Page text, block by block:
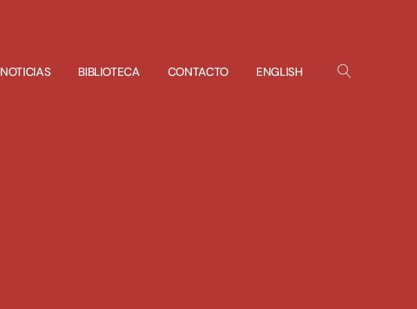
NOTICIAS BIBLIOTECA CONTACTO ENGLISH